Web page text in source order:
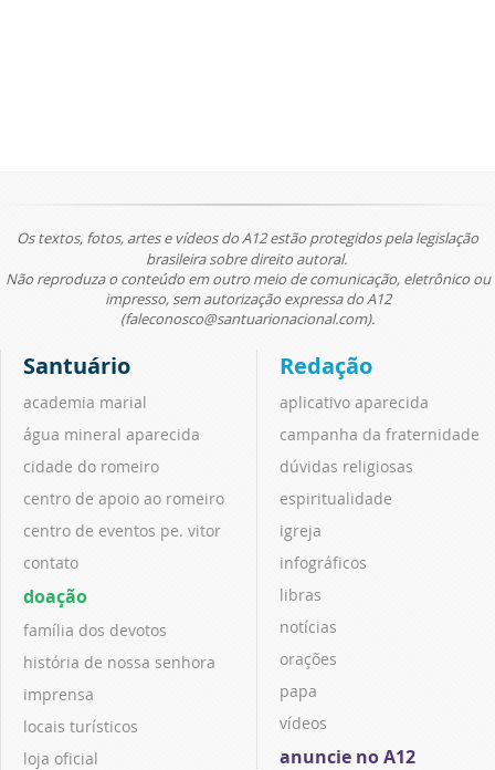
Os textos, fotos, artes e vídeos do A12 estão protegidos pela legislação
brasileira sobre direito autoral.
Não reproduza o conteúdo em outro meio de comunicação, eletrônico ou
impresso, sem autorização expressa do A12
(faleconosco@santuarionacional.com).
Santuário
academia marial
água mineral aparecida
cidade do romeiro
centro de apoio ao romeiro
centro de eventos pe. vitor
contato
doação
família dos devotos
história de nossa senhora
imprensa
locais turísticos
loja oficial
Redação
aplicativo aparecida
campanha da fraternidade
dúvidas religiosas
espiritualidade
igreja
infográficos
libras
notícias
orações
papa
vídeos
anuncie no A12